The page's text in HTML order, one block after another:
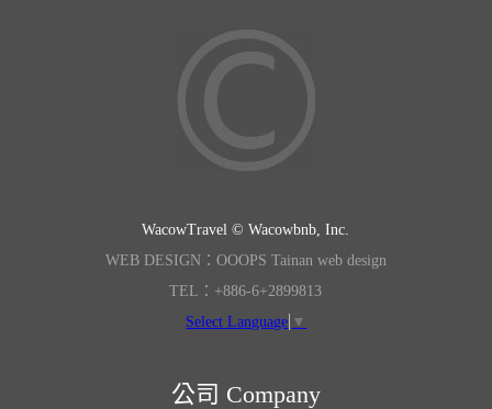
WacowTravel © Wacowbnb, Inc.
WEB DESIGN：OOOPS Tainan web design
TEL：+886-6+2899813
Select Language ▼
公司 Company